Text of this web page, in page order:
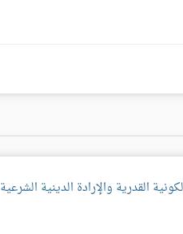
القدرية والإرادة الدينية الشرعية